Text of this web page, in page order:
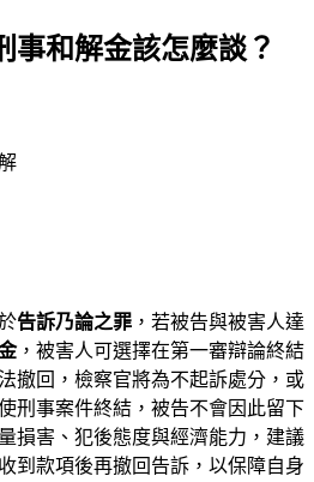
事和解金該怎麼談？
告訴乃論之罪 ，若被告與被害人達
，被害人可選擇在第一審辯論終結
撤回，檢察官將為不起訴處分，或
使刑事案件終結，被告不會因此留下
損害、犯後態度與經濟能力，建議
到款項後再撤回告訴，以保障自身